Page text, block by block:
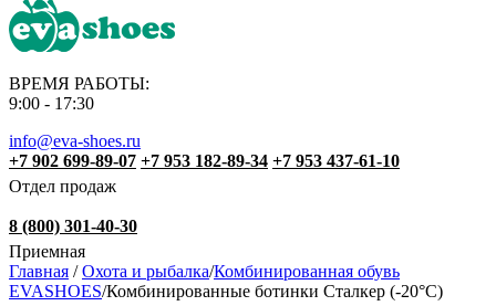
ВРЕМЯ РАБОТЫ:
9:00 - 17:30
info@eva-shoes.ru
+7 902 699-89-07 +7 953 182-89-34 +7 953 437-61-10
Отдел продаж
8 (800) 301-40-30
Приемная
Главная / Охота и рыбалка/Комбинированная обувь
EVASHOES/Комбинированные ботинки Сталкер (-20°С)